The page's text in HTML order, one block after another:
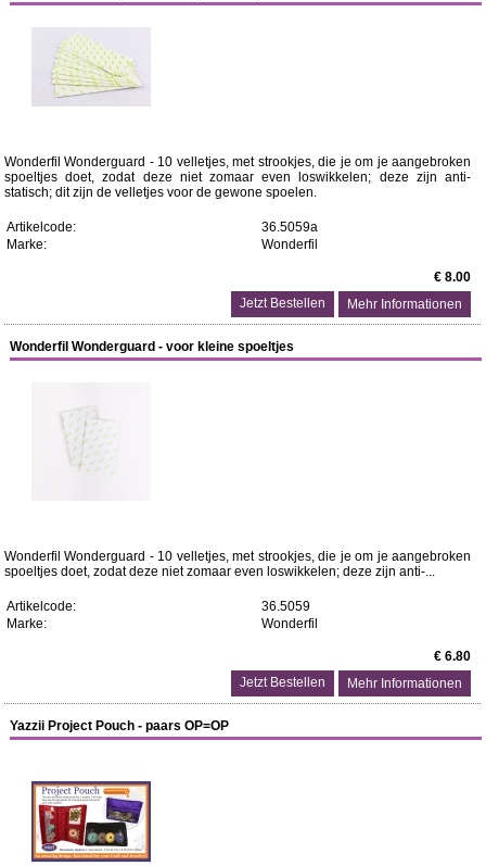
Wonderfil Wonderguard - 10 velletjes, met strookjes, die je om je aangebroken
spoeltjes doet, zodat deze niet zomaar even loswikkelen; deze zijn anti-
statisch; dit zijn de velletjes voor de gewone spoelen.
Artikelcode:
36.5059a
Marke:
Wonderfil
€ 8.00
Mehr Informationen
Wonderfil Wonderguard - voor kleine spoeltjes
Wonderfil Wonderguard - 10 velletjes, met strookjes, die je om je aangebroken
spoeltjes doet, zodat deze niet zomaar even loswikkelen; deze zijn anti-...
Artikelcode:
36.5059
Marke:
Wonderfil
€ 6.80
Mehr Informationen
Yazzii Project Pouch - paars OP=OP